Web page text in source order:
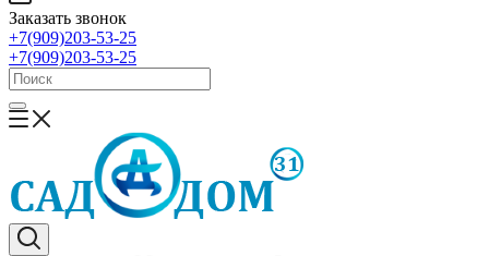
Заказать звонок
+7(909)203-53-25
+7(909)203-53-25